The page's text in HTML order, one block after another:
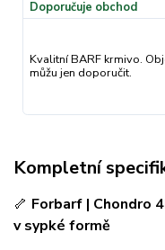
Doporučuje obchod
Kvalitní BARF krmivo.
můžu jen doporučit.
Kompletní
🦴 Forbarf | Chondro
v sypké formě